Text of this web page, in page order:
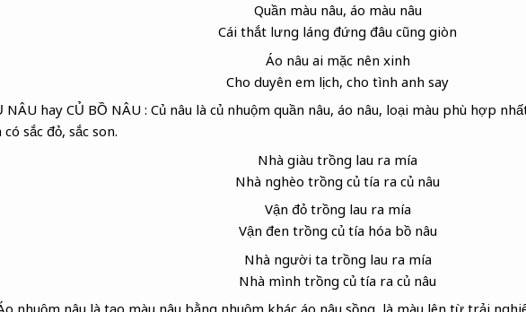
Quần màu nâu, áo màu nâu
Cái thắt lưng láng đứng đâu cũng giòn
Áo nâu ai mặc nên xinh
Cho duyên em lịch, cho tình anh say
NÂU hay CỦ BỒ NÂU : Củ nâu là củ nhuộm quần nâu, áo nâu, loại màu phù hợp
có sắc đỏ, sắc son.
Nhà giàu trồng lau ra mía
Nhà nghèo trồng củ tía ra củ nâu
Vận đỏ trồng lau ra mía
Vận đen trồng củ tía hóa bồ nâu
Nhà người ta trồng lau ra mía
Nhà mình trồng củ tía ra củ nâu